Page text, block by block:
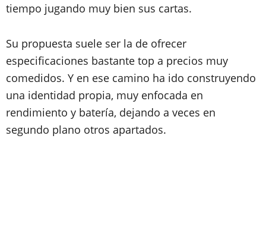
tiempo jugando muy bien sus cartas.
Su propuesta suele ser la de ofrecer
especificaciones bastante top a precios muy
comedidos. Y en ese camino ha ido construyendo
una identidad propia, muy enfocada en
rendimiento y batería, dejando a veces en
segundo plano otros apartados.